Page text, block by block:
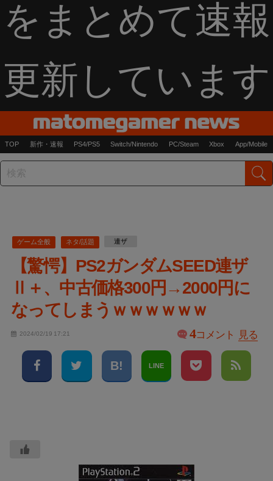
をまとめて速報
更新しています
TOP 新作・速報 PS4/PS5 Switch/Nintendo PC/Steam Xbox App/Mobile
ゲーム全般 ネタ/話題 連ザ
【驚愕】PS2ガンダムSEED連ザ
Ⅱ＋、中古価格300円→2000円に
なってしまうｗｗｗｗｗｗ
2024/02/19 17:21 4コメント 見る
LINE